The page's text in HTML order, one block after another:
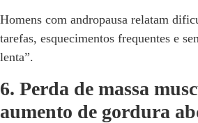
Homens com andropausa relatam
tarefas, esquecimentos frequentes e
lenta”.
6. Perda de massa
aumento de gordura